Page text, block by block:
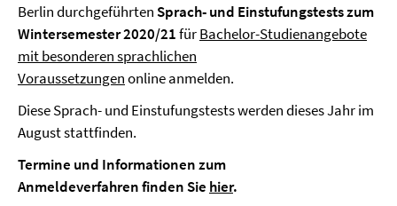
Berlin durchgeführten Sprach- und Einstufungstests zum
Wintersemester 2020/21fürBachelor-Studienangebote
mit besonderen sprachlichen
Voraussetzungenonline anmelden.
Diese Sprach- und Einstufungstests werden dieses Jahr im
August stattfinden.
Termine und Informationen zum
Anmeldeverfahren finden Sie hier.